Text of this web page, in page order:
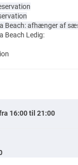
Beach: afhænger af
Beach Ledig:
16:00 til 21:00